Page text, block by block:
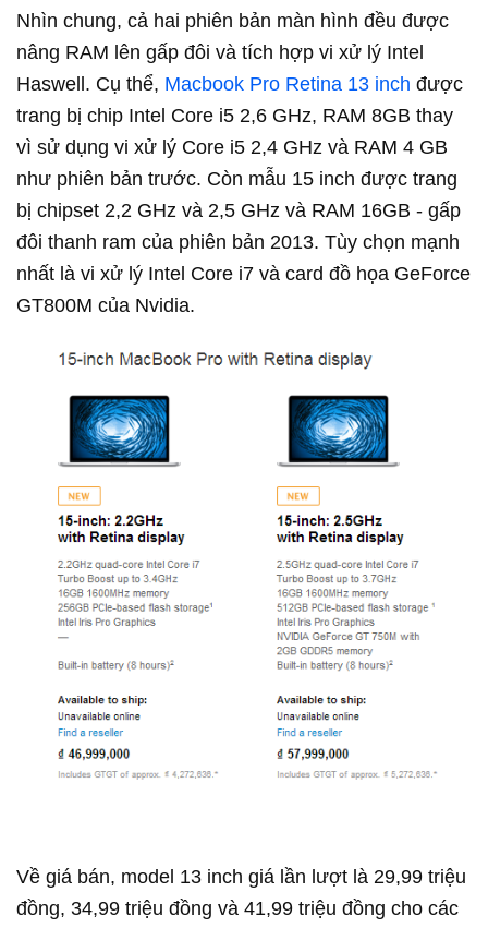
Nhìn chung, cả hai phiên bản màn hình đều được
nâng RAM lên gấp đôi và tích hợp vi xử lý Intel
Haswell. Cụ thể, Macbook Pro Retina 13 inch được
trang bị chip Intel Core i5 2,6 GHz, RAM 8GB thay
vì sử dụng vi xử lý Core i5 2,4 GHz và RAM 4 GB
như phiên bản trước. Còn mẫu 15 inch được trang
bị chipset 2,2 GHz và 2,5 GHz và RAM 16GB - gấp
đôi thanh ram của phiên bản 2013. Tùy chọn mạnh
nhất là vi xử lý Intel Core i7 và card đồ họa GeForce
GT800M của Nvidia.
Về giá bán, model 13 inch giá lần lượt là 29,99 triệu
đồng, 34,99 triệu đồng và 41,99 triệu đồng cho các